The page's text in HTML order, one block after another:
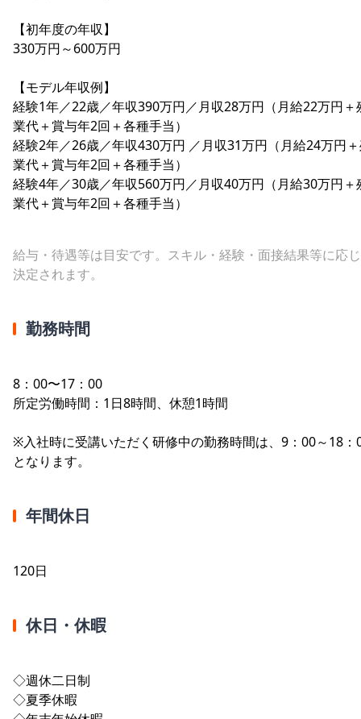
【初年度の年収】
330万円～600万円
【モデル年収例】
経験1年／22歳／年収390万円／月収28万円（月給22万円＋
業代＋賞与年2回＋各種手当）
経験2年／26歳／年収430万円 ／月収31万円（月給24万円
業代＋賞与年2回＋各種手当）
経験4年／30歳／年収560万円／月収40万円（月給30万円＋
業代＋賞与年2回＋各種手当）
給与・待遇等は目安です。スキル・経験・面接結果等に応
決定されます。
勤務時間
8：00〜17：00
所定労働時間：1日8時間、休憩1時間
※入社時に受講いただく研修中の勤務時間は、9：00～18：
となります。
年間休日
120日
休日・休暇
◇週休二日制
◇夏季休暇